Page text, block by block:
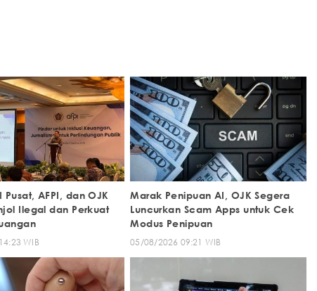
Pusat, AFPI, dan OJK
Ilegal dan Perkuat
WIB
Marak Penipuan AI, OJK Segera
Luncurkan Scam Apps untuk Cek
Modus Penipuan
05/08/2026 09:21 WIB